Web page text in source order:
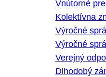
Vnútorné
Kolektívna
Výročné
Výročné
Verejný
Dlhodobý